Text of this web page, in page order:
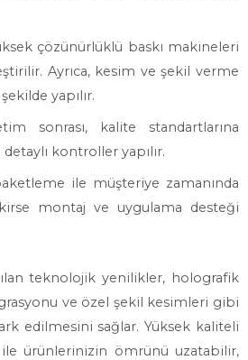
çözünürlüklü baskı makineleri
Ayrıca, kesim ve şekil verme
yapılır.
sonrası, kalite standartlarına
detaylı kontroller yapılır.
ile müşteriye zamanında
montaj ve uygulama desteği
teknolojik yenilikler, holografik
ve özel şekil kesimleri gibi
edilmesini sağlar. Yüksek kaliteli
ile ürünlerinizin ömrünü uzatabilir,